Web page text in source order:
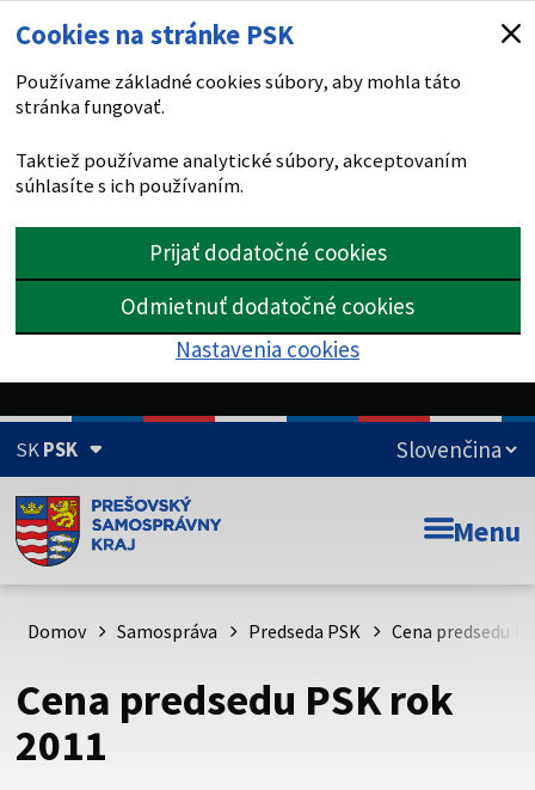
Cookies na stránke PSK
Používame základné cookies súbory, aby mohla táto
stránka fungovať.
Taktiež používame analytické súbory, akceptovaním
súhlasíte s ich používaním.
Prijať dodatočné cookies
Odmietnuť dodatočné cookies
Nastavenia cookies
SKPSK
Doména psk.sk je oficiálna
Toto je oficiálna webová stránka Prešovského
psk.sk.
Buďte pozorní a vždy sa uistite, že zdieľate informácie iba
cez zabezpečenú webovú stránku. Zabezpečená stránka
Menu
Domov Samospráva Predseda PSK Cena predsedu
Cena predsedu PSK rok
2011